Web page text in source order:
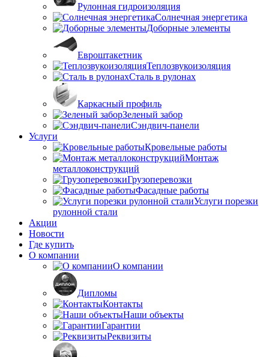
Рулонная гидроизоляция
Солнечная энергетика
Доборные элементы
Евроштакетник
Теплозвукоизоляция
Сталь в рулонах
Каркасный профиль
Зеленый забор
Сэндвич-панели
Услуги
Кровельные работы
Монтаж
металлоконструкций
Грузоперевозки
Фасадные работы
Услуги порезки
рулонной стали
Акции
Новости
Где купить
О компании
О компании
Дипломы
Контакты
Наши объекты
Гарантии
Реквизиты